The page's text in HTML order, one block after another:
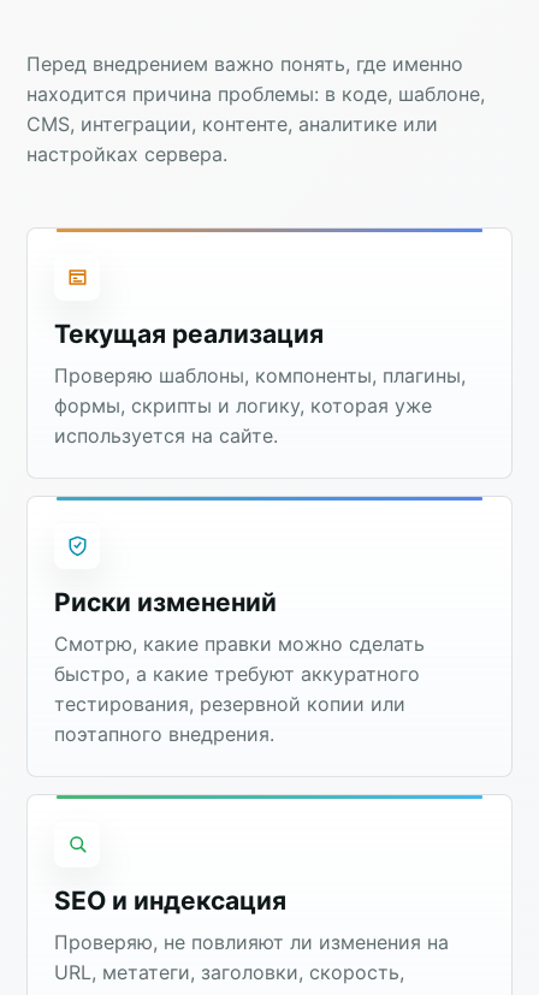
Перед внедрением важно понять, где именно
находится причина проблемы: в коде, шаблоне,
CMS, интеграции, контенте, аналитике или
настройках сервера.
Текущая реализация
Проверяю шаблоны, компоненты, плагины,
формы, скрипты и логику, которая уже
используется на сайте.
Риски изменений
Смотрю, какие правки можно сделать
быстро, а какие требуют аккуратного
тестирования, резервной копии или
поэтапного внедрения.
SEO и индексация
Проверяю, не повлияют ли изменения на
URL, метатеги, заголовки, скорость,